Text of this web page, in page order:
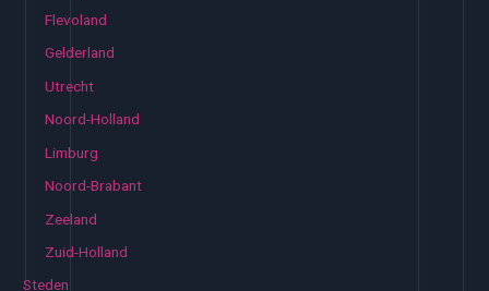
Flevoland
Gelderland
Utrecht
Noord-Holland
Limburg
Noord-Brabant
Zeeland
Zuid-Holland
Steden